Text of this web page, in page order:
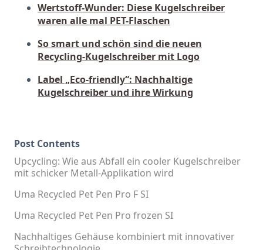
Wertstoff-Wunder: Diese Kugelschreiber
waren alle mal PET-Flaschen
So smart und schön sind die neuen
Recycling-Kugelschreiber mit Logo
Label „Eco-friendly“: Nachhaltige
Kugelschreiber und ihre Wirkung
Post Contents
Upcycling: Wie aus Abfall ein cooler Kugelschreiber
mit schicker Metall-Applikation wird
Uma Recycled Pet Pen Pro F SI
Uma Recycled Pet Pen Pro frozen SI
Nachhaltiges Gehäuse kombiniert mit innovativer